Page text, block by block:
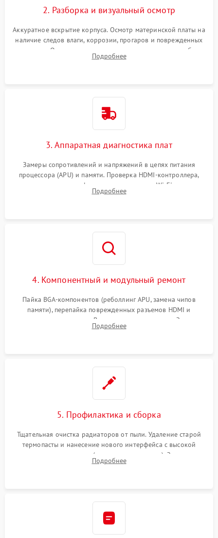
2. Разборка и визуальный осмотр
Аккуратное вскрытие корпуса. Осмотр материнской платы на
наличие следов влаги, коррозии, прогаров и поврежденных
элементов. Оценка состояния системы охлаждения, турбины
кулера и степени загрязнения радиатора пылью.
Подробнее
3. Аппаратная диагностика плат
Замеры сопротивлений и напряжений в цепях питания
процессора (APU) и памяти. Проверка HDMI-контроллера,
микросхем флеш-памяти и модуля Wi-Fi
Подробнее
4. Компонентный и модульный ремонт
Пайка BGA-компонентов (реболлинг APU, замена чипов
памяти), перепайка поврежденных разъемов HDMI и
контроллеров питания. Восстановление дорожек. Замена
неисправного жесткого диска, SSD или лазерной головки
Подробнее
5. Профилактика и сборка
Тщательная очистка радиаторов от пыли. Удаление старой
термопасты и нанесение нового интерфейса с высокой
теплопроводностью (или жидкого металла). Замена
термопрокладок. Аккуратная сборка консоли и подключение
Подробнее